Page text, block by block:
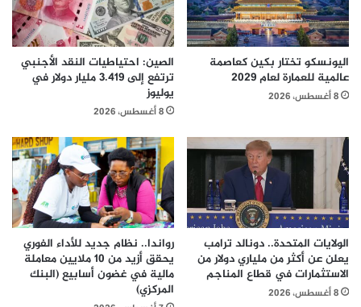
اليونسكو تختار بكين كعاصمة
عالمية للعمارة لعام 2029
8 أغسطس، 2026
الصين: احتياطيات النقد الأجنبي
ترتفع إلى 3.419 مليار دولار في
يوليوز
8 أغسطس، 2026
الولايات المتحدة.. دونالد ترامب
يعلن عن أكثر من ملياري دولار من
الاستثمارات في قطاع المناجم
8 أغسطس، 2026
رواندا.. نظام جديد للأداء الفوري
يحقق أزيد من 10 ملايين معاملة
مالية في غضون أسابيع (البنك
المركزي)